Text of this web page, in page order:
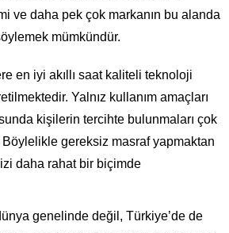
ve daha pek çok markanın bu alanda
mümkündür.
en iyi akıllı saat kaliteli teknoloji
Yalnız kullanım amaçları
kişilerin tercihte bulunmaları çok
Böylelikle gereksiz masraf yapmaktan
daha rahat bir biçimde
genelinde değil, Türkiye’de de